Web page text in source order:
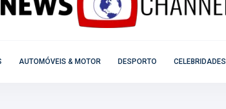
AUTOMÓVEIS & MOTOR DESPORTO CELEBRIDADES